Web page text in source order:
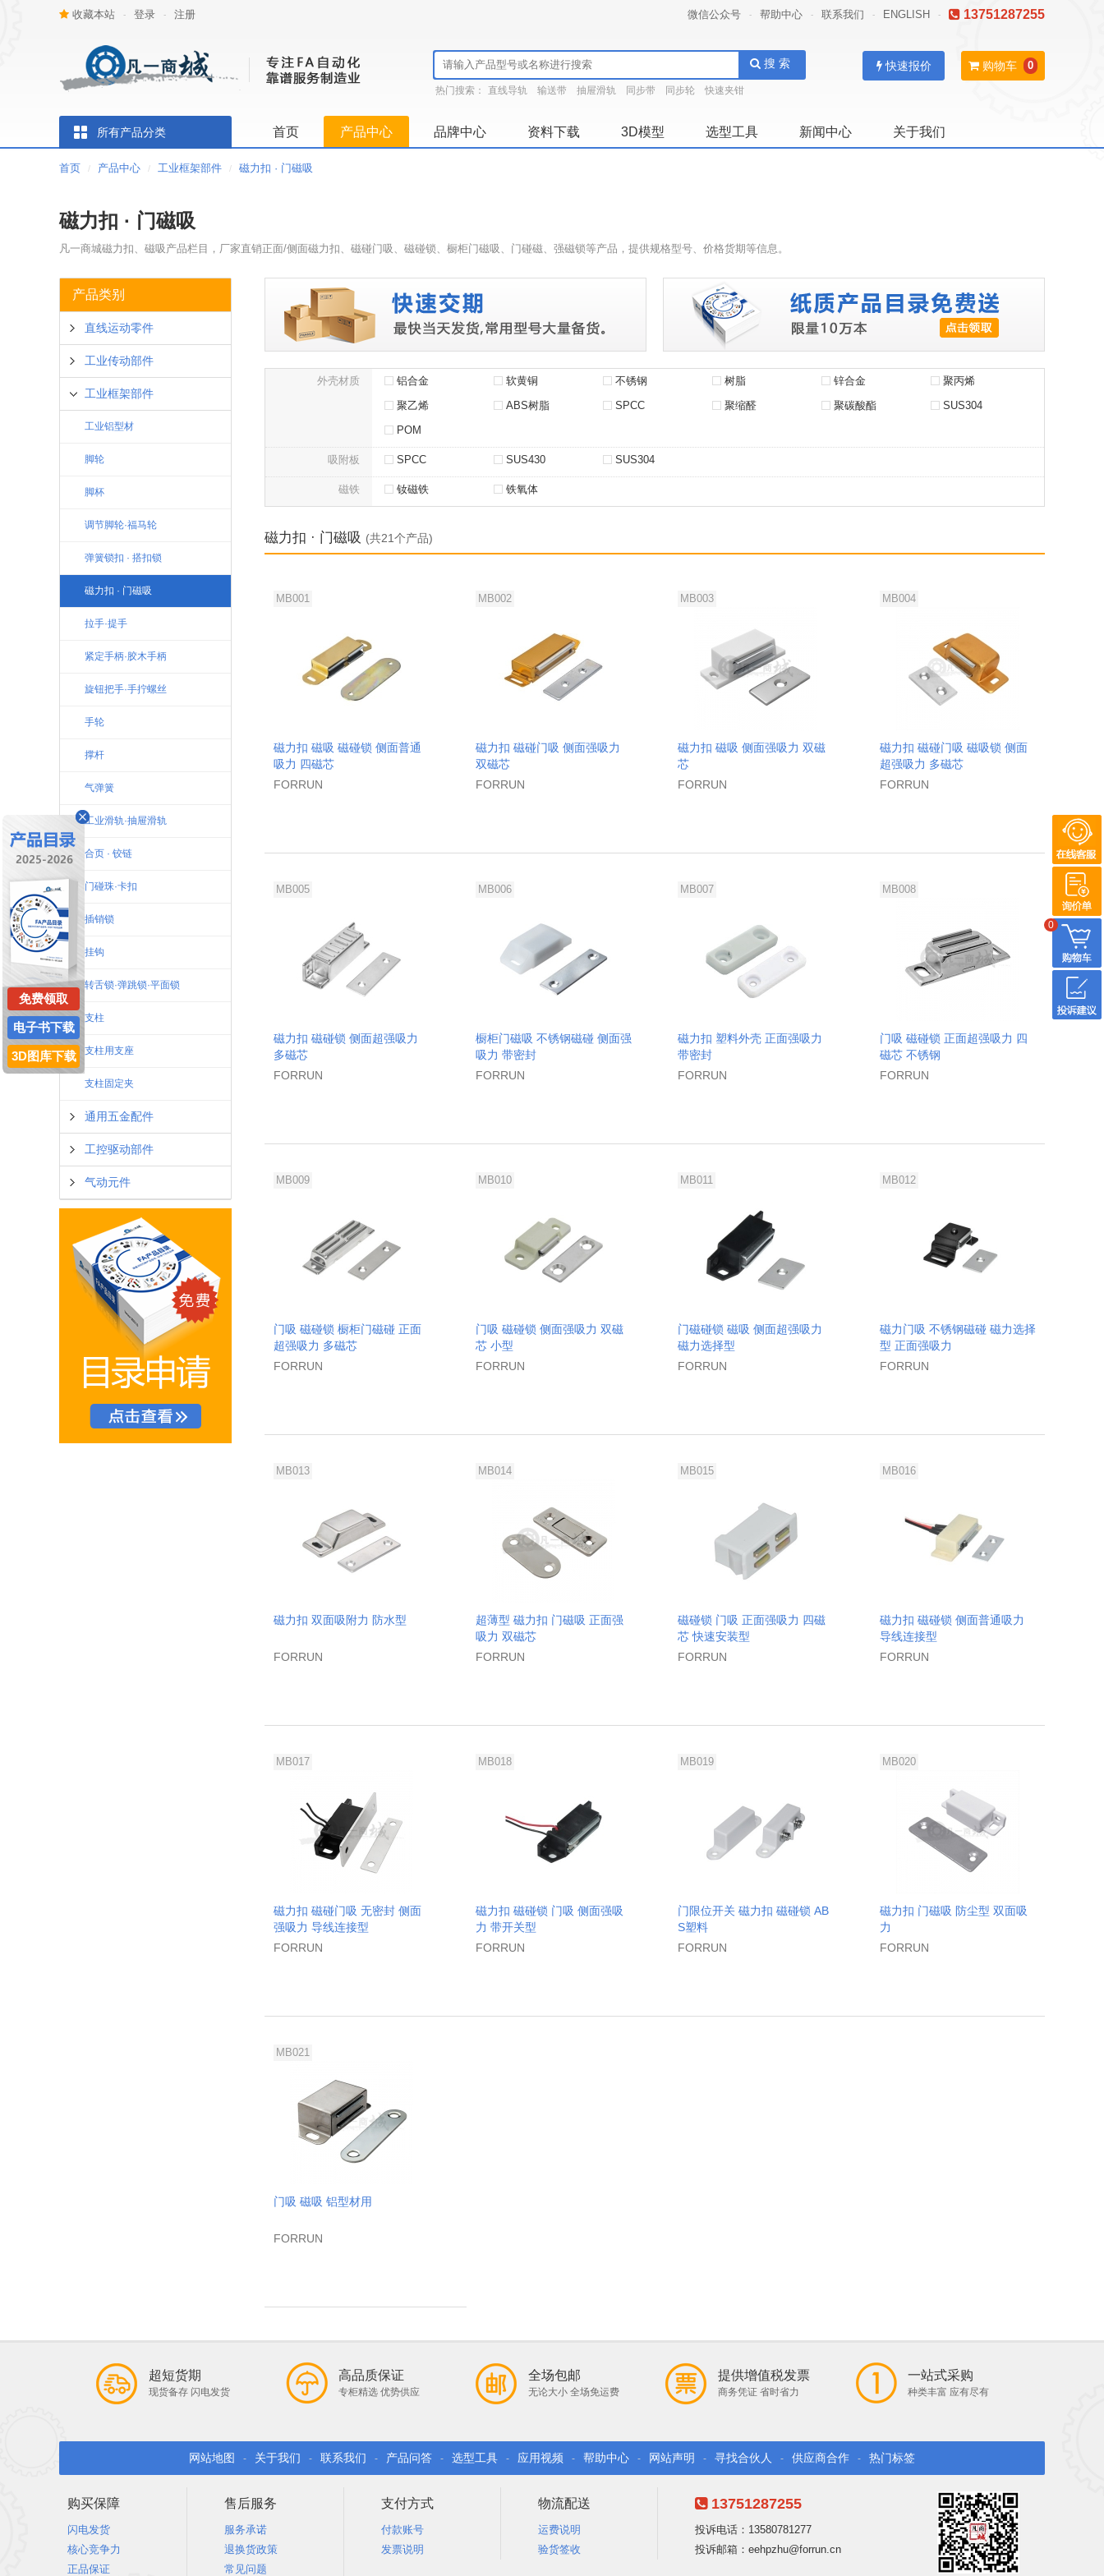
收藏本站 - 登录 - 注册 微信公众号 - 帮助中心 - 联系我们 - ENGLISH - 13751287255
搜 索
热门搜索： 直线导轨 输送带 抽屉滑轨 同步带 同步轮 快速夹钳
购物车 0
快速报价
所有产品分类 首页 产品中心 品牌中心 资料下载 3D模型 选型工具 新闻中心 关于我们
首页 / 产品中心 / 工业框架部件 / 磁力扣 · 门磁吸
磁力扣 · 门磁吸
凡一商城磁力扣、磁吸产品栏目，厂家直销正面/侧面磁力扣、磁碰门吸、磁碰锁、橱柜门磁吸、门碰磁、强磁锁等产品，提供规格型号、价格货期等信息。
产品类别
直线运动零件
工业传动部件
工业框架部件
工业铝型材
脚轮
脚杯
调节脚轮·福马轮
弹簧锁扣 · 搭扣锁
磁力扣 · 门磁吸
拉手·提手
紧定手柄·胶木手柄
旋钮把手·手拧螺丝
手轮
撑杆
气弹簧
工业滑轨·抽屉滑轨
合页 · 铰链
门碰珠·卡扣
插销锁
挂钩
转舌锁·弹跳锁·平面锁
支柱
支柱用支座
支柱固定夹
通用五金配件
工控驱动部件
气动元件
外壳材质 铝合金 软黄铜 不锈钢 树脂 锌合金
聚丙烯
聚乙烯
ABS树脂 SPCC 聚缩醛 聚碳酸酯
SUS304
POM
吸附板 SPCC SUS430 SUS304
磁铁 钕磁铁 铁氧体
磁力扣 · 门磁吸 (共21个产品)
MB001
磁力扣 磁吸 磁碰锁 侧面普通
吸力 四磁芯
FORRUN
MB002
磁力扣 磁碰门吸 侧面强吸力
双磁芯
FORRUN
MB003
磁力扣 磁吸 侧面强吸力 双磁
芯
FORRUN
MB004
磁力扣 磁碰门吸 磁吸锁 侧面
超强吸力 多磁芯
FORRUN
MB005
磁力扣 磁碰锁 侧面超强吸力
多磁芯
FORRUN
MB006
橱柜门磁吸 不锈钢磁碰 侧面强
吸力 带密封
FORRUN
MB007
磁力扣 塑料外壳 正面强吸力
带密封
FORRUN
MB008
门吸 磁碰锁 正面超强吸力 四
磁芯 不锈钢
FORRUN
MB009
门吸 磁碰锁 橱柜门磁碰 正面
超强吸力 多磁芯
FORRUN
MB010
门吸 磁碰锁 侧面强吸力 双磁
芯 小型
FORRUN
MB011
门磁碰锁 磁吸 侧面超强吸力
磁力选择型
FORRUN
MB012
磁力门吸 不锈钢磁碰 磁力选择
型 正面强吸力
FORRUN
MB013
磁力扣 双面吸附力 防水型
FORRUN
MB014
超薄型 磁力扣 门磁吸 正面强
吸力 双磁芯
FORRUN
MB015
磁碰锁 门吸 正面强吸力 四磁
芯 快速安装型
FORRUN
MB016
磁力扣 磁碰锁 侧面普通吸力
导线连接型
FORRUN
MB017
磁力扣 磁碰门吸 无密封 侧面
强吸力 导线连接型
FORRUN
MB018
磁力扣 磁碰锁 门吸 侧面强吸
力 带开关型
FORRUN
MB019
门限位开关 磁力扣 磁碰锁 AB
S塑料
FORRUN
MB020
磁力扣 门磁吸 防尘型 双面吸
力
FORRUN
MB021
门吸 磁吸 铝型材用
FORRUN
超短货期
现货备存 闪电发货
高品质保证
专柜精选 优势供应
全场包邮
无论大小 全场免运费
提供增值税发票
商务凭证 省时省力
一站式采购
种类丰富 应有尽有
网站地图 - 关于我们 - 联系我们 - 产品问答 - 选型工具 - 应用视频 - 帮助中心 - 网站声明 - 寻找合伙人 - 供应商合作 - 热门标签
购买保障
闪电发货
核心竞争力
正品保证
售后服务
服务承诺
退换货政策
常见问题
支付方式
付款账号
发票说明
物流配送
运费说明
验货签收
13751287255
投诉电话：13580781277
投诉邮箱：eehpzhu@forrun.cn
0
免费领取
电子书下载
3D图库下载